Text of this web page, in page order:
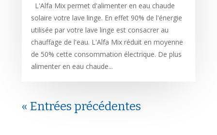
L'Alfa Mix permet d'alimenter en eau chaude
solaire votre lave linge. En effet 90% de l'énergie
utilisée par votre lave linge est consacrer au
chauffage de l'eau. L'Alfa Mix réduit en moyenne
de 50% cette consommation électrique. De plus
alimenter en eau chaude...
« Entrées précédentes